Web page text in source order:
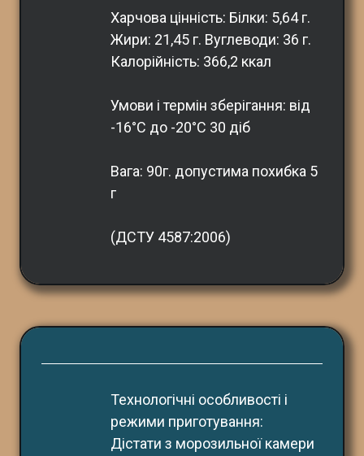
Харчова цінність: Білки: 5,64 г.
Жири: 21,45 г. Вуглеводи: 36 г.
Калорійність: 366,2 ккал
Умови і термін зберігання: від
-16°С до -20°С 30 діб
Вага: 90г. допустима похибка 5
г
(ДСТУ 4587:2006)
Технологічні особливості і
режими приготування:
Дістати з морозильної камери